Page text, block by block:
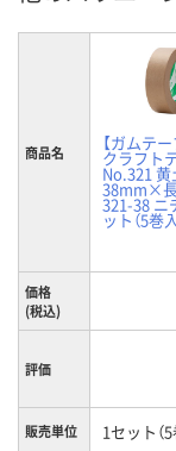
商品名 【ガムテ
クラフト
No.321 黄
38mm×
321-38 ニ
ット（5巻入
価格
(税込)
評価
販売単位 1セット（5